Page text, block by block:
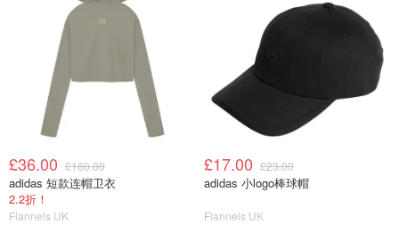
£36.00 £160.00
adidas 短款连帽卫衣
2.2折！
Flannels UK
£17.00 £23.00
adidas 小logo棒球帽
Flannels UK